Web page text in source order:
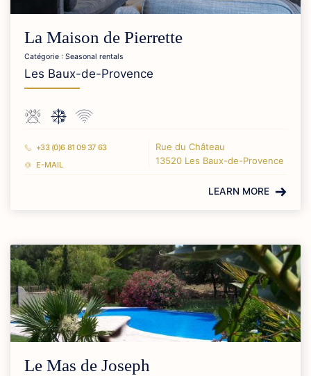
La Maison de Pierrette
Catégorie : Seasonal rentals
Les Baux-de-Provence
+33 (0)6 81 09 37 63
E-MAIL
Rue du Château
13520 Les Baux-de-Provence
LEARN MORE
Le Mas de Joseph